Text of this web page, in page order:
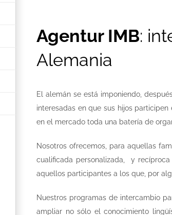
Agentur IMB:
Alemania
El alemán se está imponiendo,
interesadas en que sus hijos
en el mercado toda una batería de
Nosotros ofrecemos, para aquellas
cualificada personalizada, y
aquellos participantes a los que, por
Nuestros programas de intercambio
ampliar no sólo el conocimiento